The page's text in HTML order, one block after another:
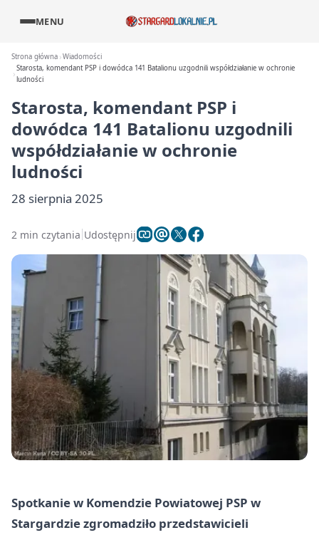
MENU
Strona główna Wiadomości
Starosta, komendant PSP i dowódca 141 Batalionu uzgodnili współdziałanie w ochronie
ludności
Starosta, komendant PSP i
dowódca 141 Batalionu uzgodnili
współdziałanie w ochronie
ludności
28 sierpnia 2025
2 min czytania Udostępnij
Spotkanie w Komendzie Powiatowej PSP w
Stargardzie zgromadziło przedstawicieli